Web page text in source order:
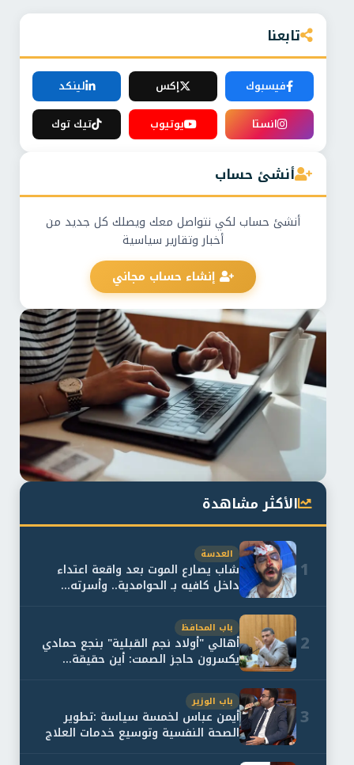
تابعنا
فيسبوك إكس
لينكد
انستا
يوتيوب تيك توك
أنشئ حساب
أنشئ حساب لكي نتواصل معك ويصلك كل جديد من
أخبار وتقارير سياسية
إنشاء حساب مجاني
الأكثر مشاهدة
1
العدسة
شاب يصارع الموت بعد واقعة اعتداء
داخل كافيه بـ الحوامدية.. وأسرته...
2
باب المحافظ
أهالي "أولاد نجم القبلية" بنجع حمادي
يكسرون حاجز الصمت: أين حقيقة...
3
باب الوزير
أيمن عباس لخمسة سياسة :تطوير
الصحة النفسية وتوسيع خدمات العلاج